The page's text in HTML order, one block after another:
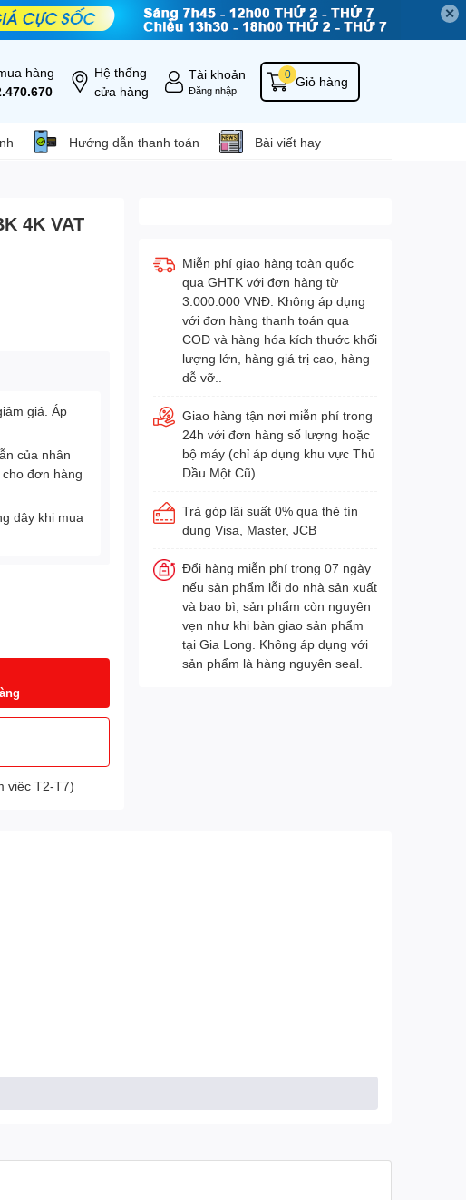
✕
hàng
Hệ thống
cửa hàng
Tài khoản
Đăng nhập
Giỏ hàng
0
Hướng dẫn thanh toán Bài viết hay
4K VAT
giá. Áp
của nhân
đơn hàng
dây khi mua
việc T2-T7)
Miễn phí giao hàng toàn quốc
qua GHTK với đơn hàng từ
3.000.000 VNĐ. Không áp dụng
với đơn hàng thanh toán qua
COD và hàng hóa kích thước khối
lượng lớn, hàng giá trị cao, hàng
dễ vỡ..
Giao hàng tận nơi miễn phí trong
24h với đơn hàng số lượng hoặc
bộ máy (chỉ áp dụng khu vực Thủ
Dầu Một Cũ).
Trả góp lãi suất 0% qua thẻ tín
dụng Visa, Master, JCB
Đổi hàng miễn phí trong 07 ngày
nếu sản phẩm lỗi do nhà sản xuất
và bao bì, sản phẩm còn nguyên
vẹn như khi bàn giao sản phẩm
tại Gia Long. Không áp dụng với
sản phẩm là hàng nguyên seal.